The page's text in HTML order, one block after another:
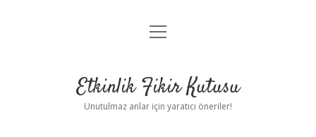
Anasayfa
Yasal Uyarı
menüyü
Etkinlik Fikir Kutusu
Unutulmaz anlar için yaratıcı öneriler!